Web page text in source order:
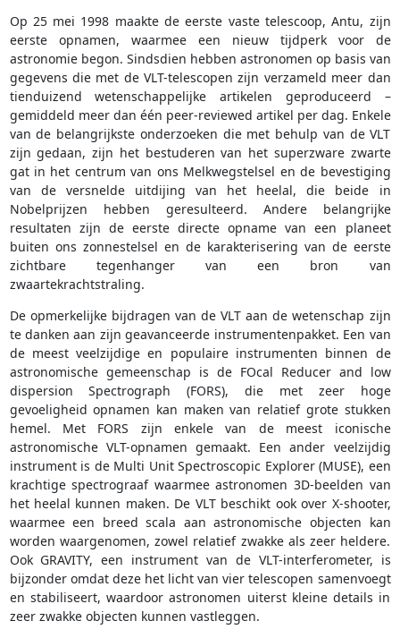
Op 25 mei 1998 maakte de eerste vaste telescoop, Antu, zijn
eerste opnamen, waarmee een nieuw tijdperk voor de
astronomie begon. Sindsdien hebben astronomen op basis van
gegevens die met de VLT-telescopen zijn verzameld meer dan
tienduizend wetenschappelijke artikelen geproduceerd –
gemiddeld meer dan één peer-reviewed artikel per dag. Enkele
van de belangrijkste onderzoeken die met behulp van de VLT
zijn gedaan, zijn het bestuderen van het superzware zwarte
gat in het centrum van ons Melkwegstelsel en de bevestiging
van de versnelde uitdijing van het heelal, die beide in
Nobelprijzen hebben geresulteerd. Andere belangrijke
resultaten zijn de eerste directe opname van een planeet
buiten ons zonnestelsel en de karakterisering van de eerste
zichtbare tegenhanger van een bron van
zwaartekrachtstraling.
De opmerkelijke bijdragen van de VLT aan de wetenschap zijn
te danken aan zijn geavanceerde instrumentenpakket. Een van
de meest veelzijdige en populaire instrumenten binnen de
astronomische gemeenschap is de FOcal Reducer and low
dispersion Spectrograph (FORS), die met zeer hoge
gevoeligheid opnamen kan maken van relatief grote stukken
hemel. Met FORS zijn enkele van de meest iconische
astronomische VLT-opnamen gemaakt. Een ander veelzijdig
instrument is de Multi Unit Spectroscopic Explorer (MUSE), een
krachtige spectrograaf waarmee astronomen 3D-beelden van
het heelal kunnen maken. De VLT beschikt ook over X-shooter,
waarmee een breed scala aan astronomische objecten kan
worden waargenomen, zowel relatief zwakke als zeer heldere.
Ook GRAVITY, een instrument van de VLT-interferometer, is
bijzonder omdat deze het licht van vier telescopen samenvoegt
en stabiliseert, waardoor astronomen uiterst kleine details in
zeer zwakke objecten kunnen vastleggen.